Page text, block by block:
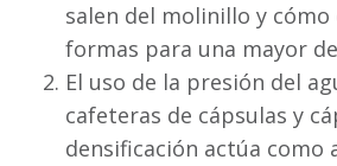
salen del molinillo y
formas para una mayor
El uso de la presión del
cafeteras de cápsulas y
densificación actúa como